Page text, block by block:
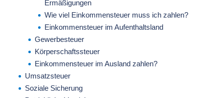
Ermäßigungen
Wie viel Einkommensteuer muss ich zahlen?
Einkommensteuer im Aufenthaltsland
Gewerbesteuer
Körperschaftssteuer
Einkommensteuer im Ausland zahlen?
Umsatzsteuer
Soziale Sicherung